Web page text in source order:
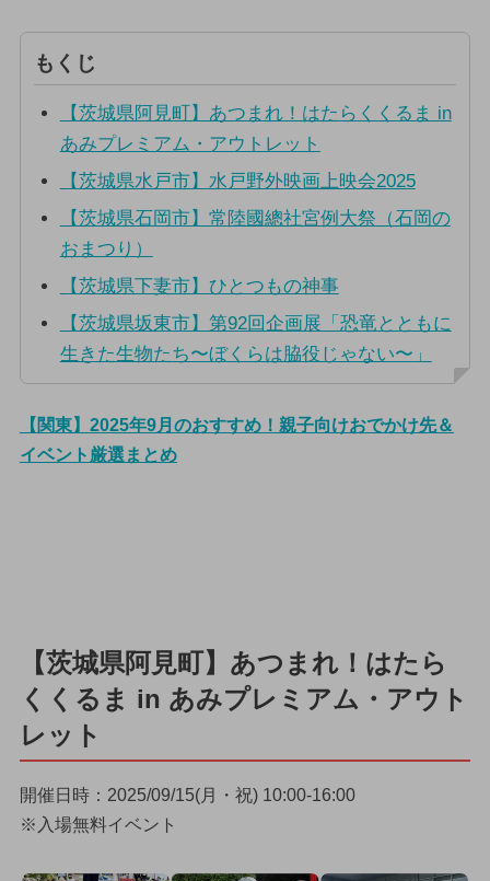
もくじ
【茨城県阿見町】あつまれ！はたらくくるま in
あみプレミアム・アウトレット
【茨城県水戸市】水戸野外映画上映会2025
【茨城県石岡市】常陸國總社宮例大祭（石岡の
おまつり）
【茨城県下妻市】ひとつもの神事
【茨城県坂東市】第92回企画展「恐竜とともに
生きた生物たち〜ぼくらは脇役じゃない〜」
【関東】2025年9月のおすすめ！親子向けおでかけ先＆
イベント厳選まとめ
【茨城県阿見町】あつまれ！はたら
くくるま in あみプレミアム・アウト
レット
開催日時：2025/09/15(月・祝) 10:00-16:00
※入場無料イベント